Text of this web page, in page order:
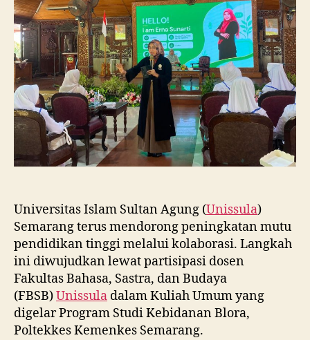
Bekali
Mahasiswa
Kebidanan
Blora
Etika
dan
Keterampilan
Public
Speaking
Universitas Islam Sultan Agung (Unissula)
Semarang terus mendorong peningkatan mutu
pendidikan tinggi melalui kolaborasi. Langkah
ini diwujudkan lewat partisipasi dosen
Fakultas Bahasa, Sastra, dan Budaya
(FBSB)Unissula dalam Kuliah Umum yang
digelar Program Studi Kebidanan Blora,
Poltekkes Kemenkes Semarang.